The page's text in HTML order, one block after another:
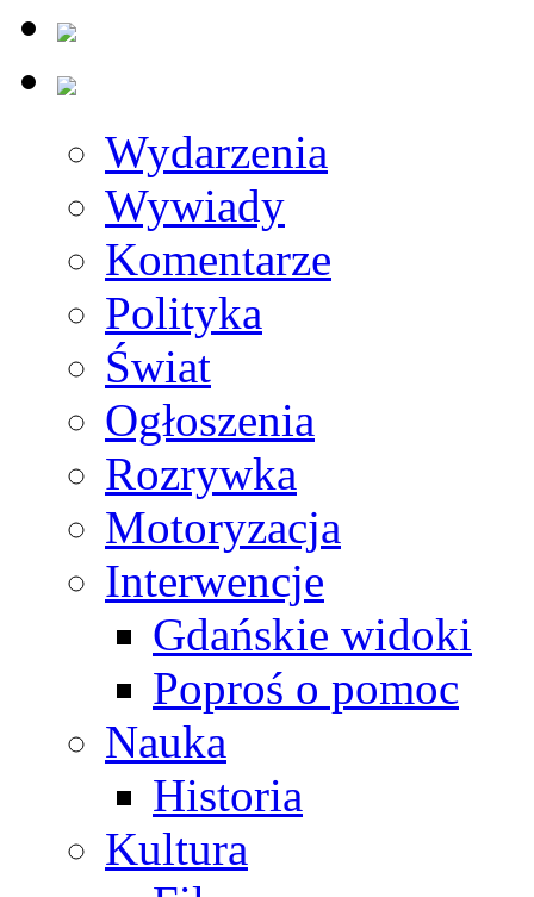
Wydarzenia
Wywiady
Komentarze
Polityka
Świat
Ogłoszenia
Rozrywka
Motoryzacja
Interwencje
Gdańskie widoki
Poproś o pomoc
Nauka
Historia
Kultura